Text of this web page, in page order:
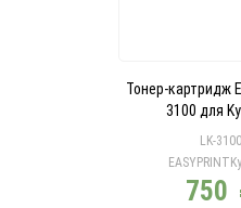
Тонер-картридж
3100 для
LK-3100
EASYPRINT
750